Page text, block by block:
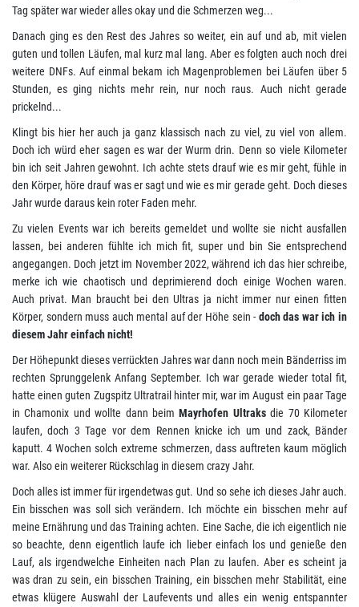
Tag später war wieder alles okay und die Schmerzen weg...
Danach ging es den Rest des Jahres so weiter, ein auf und ab, mit vielen
guten und tollen Läufen, mal kurz mal lang. Aber es folgten auch noch drei
weitere DNFs. Auf einmal bekam ich Magenproblemen bei Läufen über 5
Stunden, es ging nichts mehr rein, nur noch raus. Auch nicht gerade
prickelnd...
Klingt bis hier her auch ja ganz klassisch nach zu viel, zu viel von allem.
Doch ich würd eher sagen es war der Wurm drin. Denn so viele Kilometer
bin ich seit Jahren gewohnt. Ich achte stets drauf wie es mir geht, fühle in
den Körper, höre drauf was er sagt und wie es mir gerade geht. Doch dieses
Jahr wurde daraus kein roter Faden mehr.
Zu vielen Events war ich bereits gemeldet und wollte sie nicht ausfallen
lassen, bei anderen fühlte ich mich fit, super und bin Sie entsprechend
angegangen. Doch jetzt im November 2022, während ich das hier schreibe,
merke ich wie chaotisch und deprimierend doch einige Wochen waren.
Auch privat. Man braucht bei den Ultras ja nicht immer nur einen fitten
Körper, sondern muss auch mental auf der Höhe sein -doch das war ich in
diesem Jahr einfach nicht!
Der Höhepunkt dieses verrückten Jahres war dann noch mein Bänderriss im
rechten Sprunggelenk Anfang September. Ich war gerade wieder total fit,
hatte einen guten Zugspitz Ultratrail hinter mir, war im August ein paar Tage
in Chamonix und wollte dann beimMayrhofen Ultraksdie 70 Kilometer
laufen, doch 3 Tage vor dem Rennen knicke ich um und zack, Bänder
kaputt. 4 Wochen solch extreme schmerzen, dass auftreten kaum möglich
war. Also ein weiterer Rückschlag in diesem crazy Jahr.
Doch alles ist immer für irgendetwas gut. Und so sehe ich dieses Jahr auch.
Ein bisschen was soll sich verändern. Ich möchte ein bisschen mehr auf
meine Ernährung und das Training achten. Eine Sache, die ich eigentlich nie
so beachte, denn eigentlich laufe ich lieber einfach los und genieße den
Lauf, als irgendwelche Einheiten nach Plan zu laufen. Aber es scheint ja
was dran zu sein, ein bisschen Training, ein bisschen mehr Stabilität, eine
etwas klügere Auswahl der Laufevents und alles ein wenig entspannter